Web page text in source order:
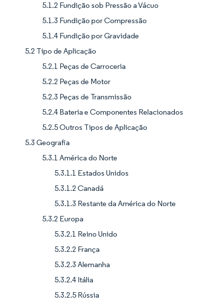
5.1.2 Fundição sob Pressão a Vácuo
5.1.3 Fundição por Compressão
5.1.4 Fundição por Gravidade
5.2 Tipo de Aplicação
5.2.1 Peças de Carroceria
5.2.2 Peças de Motor
5.2.3 Peças de Transmissão
5.2.4 Bateria e Componentes Relacionados
5.2.5 Outros Tipos de Aplicação
5.3 Geografia
5.3.1 América do Norte
5.3.1.1 Estados Unidos
5.3.1.2 Canadá
5.3.1.3 Restante da América do Norte
5.3.2 Europa
5.3.2.1 Reino Unido
5.3.2.2 França
5.3.2.3 Alemanha
5.3.2.4 Itália
5.3.2.5 Rússia